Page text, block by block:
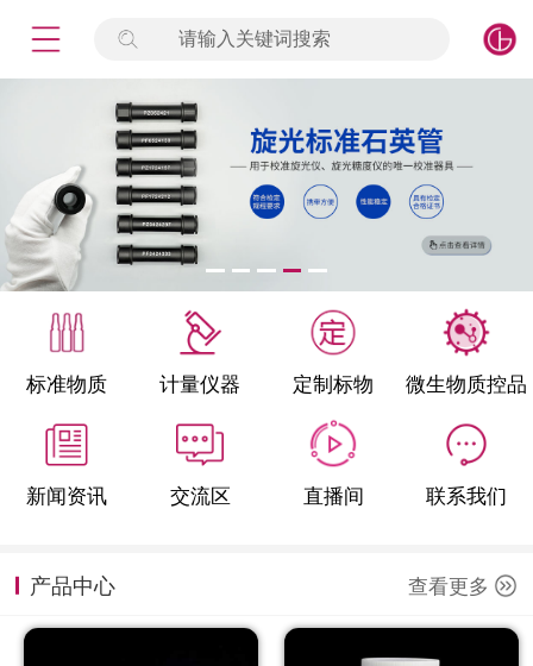
请输入关键词搜索
标准物质 计量仪器 定制标物 微生物质控品
新闻资讯 交流区 直播间 联系我们
产品中心 查看更多
签到
标准物质
产品专项
微生物检测/质控品
定制标物
定制仪器
新闻资讯